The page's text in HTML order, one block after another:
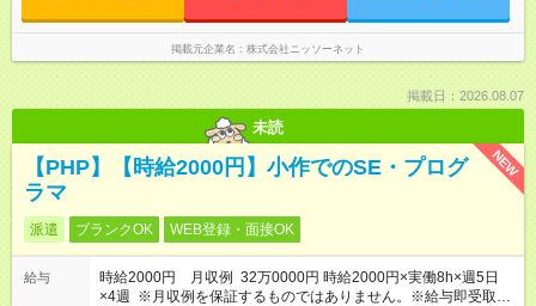
掲載元企業名 株式会社ニッソーネット
掲載日：2026.08.07
未読
NEW
【PHP】【時給2000円】小作でのSE・プログ
ラマ
派遣 ブランクOK WEB登録・面接OK
給与
時給2000円 月収例 32万0000円 時給2000円×実働8h×週5日
×4週 ※月収例を保証するものではありません。※給与即受取り